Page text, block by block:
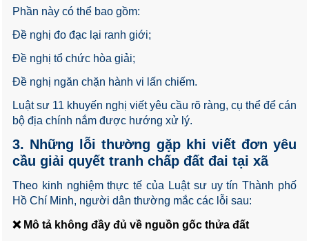
Phần này có thể bao gồm:
Đề nghị đo đạc lại ranh giới;
Đề nghị tổ chức hòa giải;
Đề nghị ngăn chặn hành vi lấn chiếm.
Luật sư 11 khuyến nghị viết yêu cầu rõ ràng, cụ thể để cán
bộ địa chính nắm được hướng xử lý.
3. Những lỗi thường gặp khi viết đơn yêu
cầu giải quyết tranh chấp đất đai tại xã
Theo kinh nghiệm thực tế của Luật sư uy tín Thành phố
Hồ Chí Minh, người dân thường mắc các lỗi sau:
❌ Mô tả không đầy đủ về nguồn gốc thửa đất